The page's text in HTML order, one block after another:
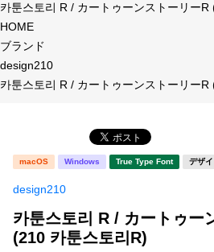
年間ライセンス商品
新着一覧
カート
商品名
タイプフェイス
明朝体
宋朝体
카툰스토리 R / カートゥーンストーリーR
HOME
ブランド
design210
카툰스토리 R / カートゥーンストーリーR
macOS Windows True Type Font デザ
design210
카툰스토리 R / カートゥー
(210 카툰스토리R)